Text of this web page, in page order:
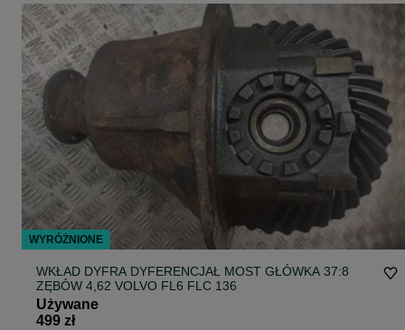
WKŁAD DYFRA DYFERENCJAŁ MOST GŁÓWKA 37:8
ZĘBÓW 4,62 VOLVO FL6 FLC 136
Używane
499 zł
WYRÓŻNIONE